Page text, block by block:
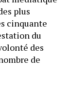
plus
cinquante
du
des
de